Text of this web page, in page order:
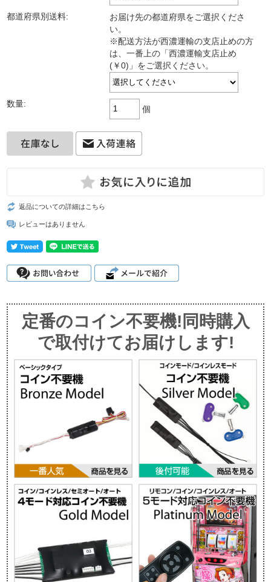
都道府県別送料:
お届け先の都道府県をご選択くださ
い。
※配送方法が西濃運輸の支店止めの方
は、一番上の「西濃運輸支店止め
(￥0)」をご選択ください。
数量:
個
返品についての詳細はこちら
レビューはありません
定番のコイン不要機!同時購入
で取付けてお届けします!